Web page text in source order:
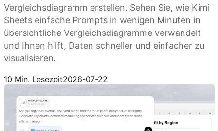
Vergleichsdiagramm erstellen. Sehen Sie, wie Kimi
Sheets einfache Prompts in wenigen Minuten in
übersichtliche Vergleichsdiagramme verwandelt
und Ihnen hilft, Daten schneller und einfacher zu
visualisieren.
10 Min. Lesezeit2026-07-22